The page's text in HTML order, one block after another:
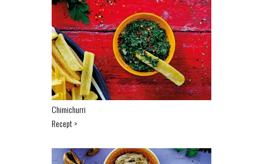
Chimichurri
Recept >